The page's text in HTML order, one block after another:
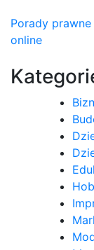
wpisu
Porady
online